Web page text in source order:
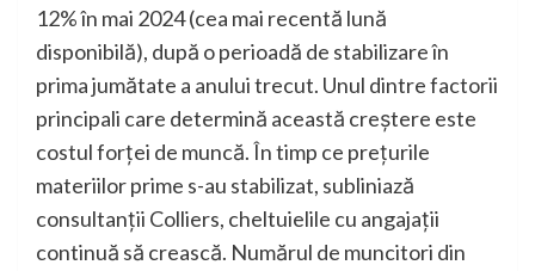
12% în mai 2024 (cea mai recentă lună
disponibilă), după o perioadă de stabilizare în
prima jumătate a anului trecut. Unul dintre factorii
principali care determină această creștere este
costul forței de muncă. În timp ce prețurile
materiilor prime s-au stabilizat, subliniază
consultanții Colliers, cheltuielile cu angajații
continuă să crească. Numărul de muncitori din